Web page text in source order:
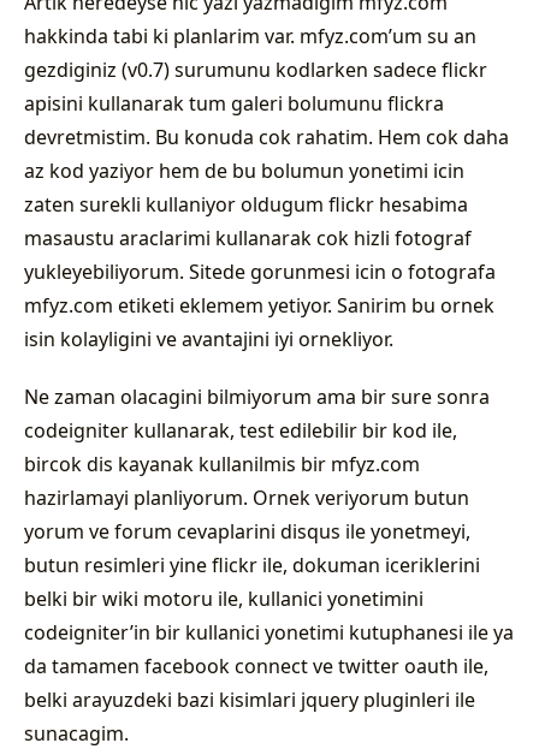
hakkinda tabi ki planlarim var. mfyz.com’um su an
gezdiginiz (v0.7) surumunu kodlarken sadece flickr
apisini kullanarak tum galeri bolumunu flickra
devretmistim. Bu konuda cok rahatim. Hem cok daha
az kod yaziyor hem de bu bolumun yonetimi icin
zaten surekli kullaniyor oldugum flickr hesabima
masaustu araclarimi kullanarak cok hizli fotograf
yukleyebiliyorum. Sitede gorunmesi icin o fotografa
mfyz.com etiketi eklemem yetiyor. Sanirim bu ornek
isin kolayligini ve avantajini iyi ornekliyor.
Ne zaman olacagini bilmiyorum ama bir sure sonra
codeigniter kullanarak, test edilebilir bir kod ile,
bircok dis kayanak kullanilmis bir mfyz.com
hazirlamayi planliyorum. Ornek veriyorum butun
yorum ve forum cevaplarini disqus ile yonetmeyi,
butun resimleri yine flickr ile, dokuman iceriklerini
belki bir wiki motoru ile, kullanici yonetimini
codeigniter’in bir kullanici yonetimi kutuphanesi ile ya
da tamamen facebook connect ve twitter oauth ile,
belki arayuzdeki bazi kisimlari jquery pluginleri ile
sunacagim.